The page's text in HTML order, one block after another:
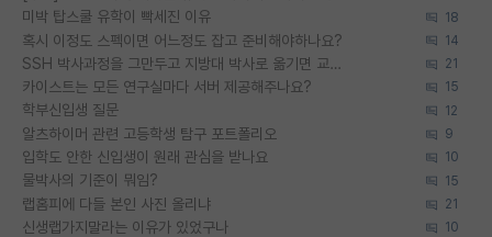
미박 탑스쿨 유학이 빡세진 이유 18
혹시 이정도 스펙이면 어느정도 잡고 준비해야하나요? 14
SSH 박사과정을 그만두고 지방대 박사로 옮기면 교수의 꿈은 끝일까요? 21
카이스트는 모든 연구실마다 서버 제공해주나요? 15
학부신입생 질문 12
알츠하이머 관련 고등학생 탐구 포트폴리오 9
입학도 안한 신입생이 원래 관심을 받나요 10
물박사의 기준이 뭐임? 15
랩홈피에 다들 본인 사진 올리냐 21
신생랩가지말라는 이유가 있었구나 10